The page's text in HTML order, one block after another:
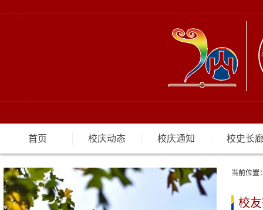
首页 校庆动态 校庆通知 校史长
当前位置
校